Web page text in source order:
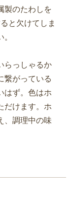
製のたわしを
と欠けてしま
らっしゃるか
繋がっている
はず。色はホ
だけます。ホ
、調理中の味